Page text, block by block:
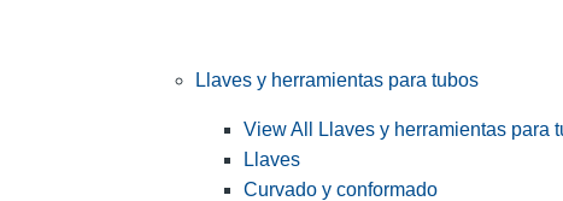
Llaves y herramientas para tubos
View All Llaves y herramientas para
Llaves
Curvado y conformado